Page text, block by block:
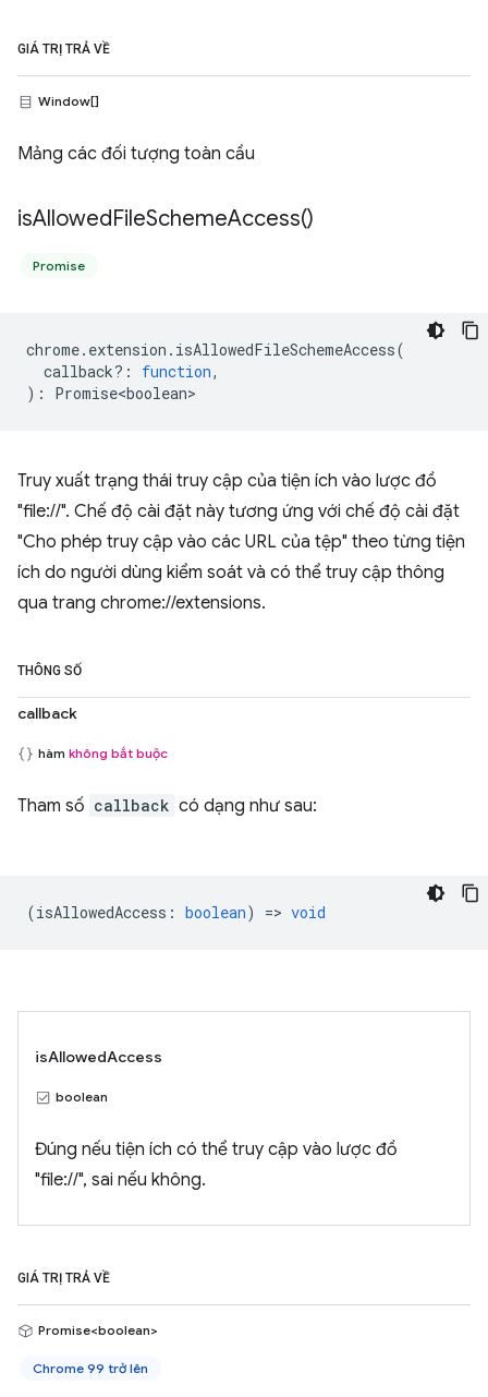
GIÁ TRỊ TRẢ VỀ
Window[]
Mảng các đối tượng toàn cầu
isAllowedFileSchemeAccess()
Promise
chrome. extension . isAllowedFileSchemeAccess(
callback? : function,
) : Promise<boolean>
Truy xuất trạng thái truy cập của tiện ích vào lược đồ
"file://". Chế độ cài đặt này tương ứng với chế độ cài đặt
"Cho phép truy cập vào các URL của tệp" theo từng tiện
ích do người dùng kiểm soát và có thể truy cập thông
qua trang chrome://extensions.
THÔNG SỐ
callback
hàm không bắt buộc
Tham số callback có dạng như sau:
(isAllowedAccess : boolean) => void
isAllowedAccess
boolean
Đúng nếu tiện ích có thể truy cập vào lược đồ
"file://", sai nếu không.
GIÁ TRỊ TRẢ VỀ
Promise<boolean>
Chrome 99 trở lên